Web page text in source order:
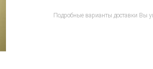
Подробные варианты доставки Вы